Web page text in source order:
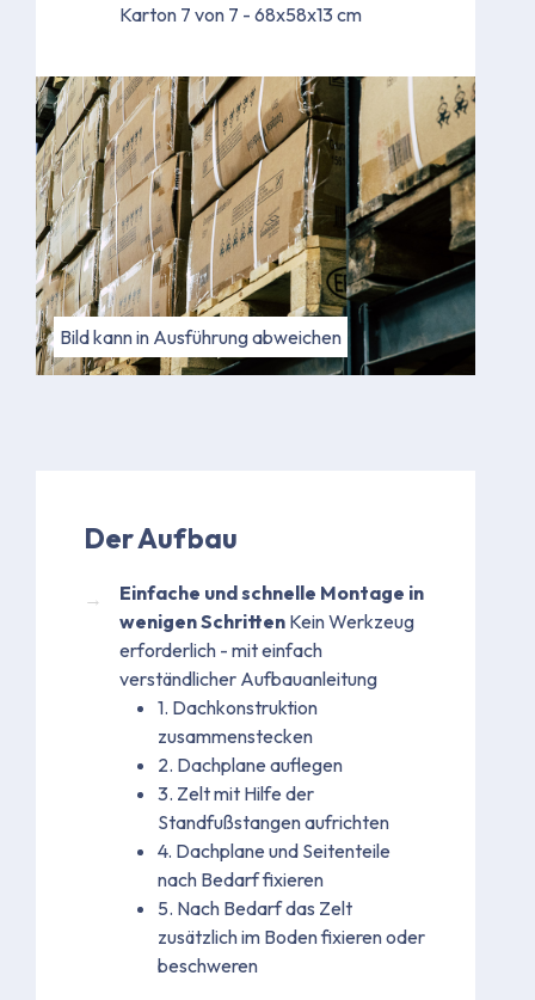
Karton 7 von 7 - 68x58x13 cm
Bild kann in Ausführung abweichen
Der Aufbau
Einfache und schnelle Montage in
wenigen Schritten Kein Werkzeug
erforderlich - mit einfach
verständlicher Aufbauanleitung
1. Dachkonstruktion
zusammenstecken
2. Dachplane auflegen
3. Zelt mit Hilfe der
Standfußstangen aufrichten
4. Dachplane und Seitenteile
nach Bedarf fixieren
5. Nach Bedarf das Zelt
zusätzlich im Boden fixieren oder
beschweren